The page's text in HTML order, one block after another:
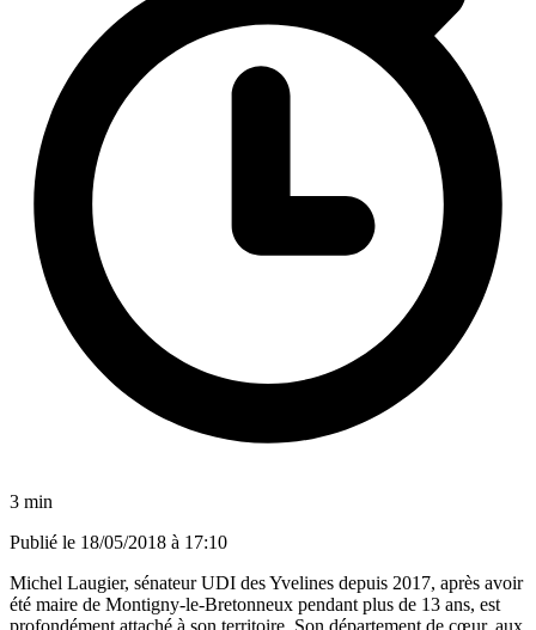
3 min
Publié le 18/05/2018 à 17:10
Michel Laugier, sénateur UDI des Yvelines depuis 2017, après avoir
été maire de Montigny-le-Bretonneux pendant plus de 13 ans, est
profondément attaché à son territoire. Son département de cœur, aux